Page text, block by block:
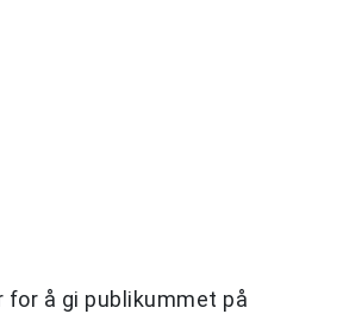
for å gi publikummet på